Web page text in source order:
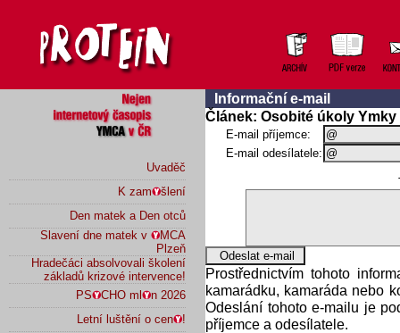
Uvaděč
K zam
šlení
Den matek a Den otců
Slavení dne matek v
MCA
Plzeň
Hradečáci absolvovali školení
základů krizové intervence!
PS
CHO ml
n 2026
Letní luštění o cen
!
Informační e-mail
Článek: Osobité úkoly
E-mail příjemce:
E-mail odesílatele:
Prostřednictvím tohoto
kamarádku, kamaráda nebo
Odeslání tohoto e-mailu je
příjemce a odesílatele.